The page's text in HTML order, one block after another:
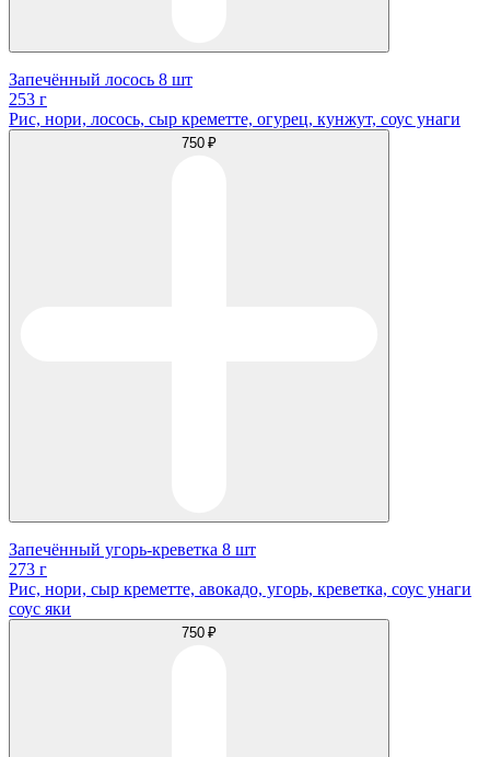
Запечённый лосось 8 шт
253 г
Рис, нори, лосось, сыр креметте, огурец, кунжут, соус унаги
750 ₽
Запечённый угорь-креветка 8 шт
273 г
Рис, нори, сыр креметте, авокадо, угорь, креветка, соус унаги
соус яки
750 ₽